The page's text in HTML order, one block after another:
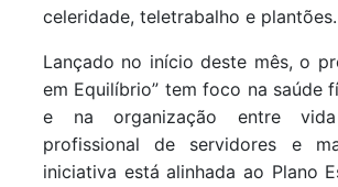
celeridade, teletrabalho e plantões.
Lançado no início deste mês, o
em Equilíbrio” tem foco na saúde
e na organização entre
profissional de servidores e
iniciativa está alinhada ao Plano